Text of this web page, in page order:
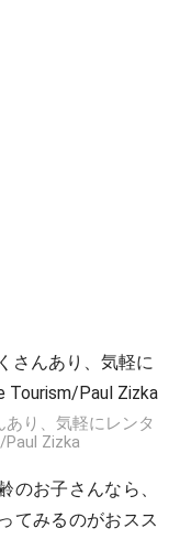
り、気軽にレンタ
Zizka
のお子さんなら、
てみるのがおスス